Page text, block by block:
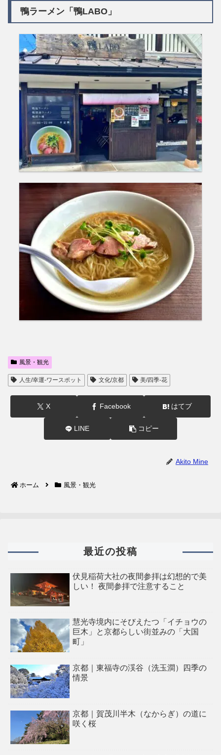
鴨ラーメン「鴨LABO」
風景・観光
人生/幸運-ワースポット 文化/京都 美/四季-花
X Facebook はてブ
LINE コピー
Akito Mine
ホーム 風景・観光
最近の投稿
伏見稲荷大社の夜間参拝は幻想的で美
しい！ 夜間参拝で注意すること
慧光寺境内にそびえたつ「イチョウの
巨木」と京都らしい街並みの「大国
町」
京都｜東福寺の渓谷（洗玉澗）四季の
情景
京都｜賀茂川半木（なからぎ）の道に
咲く桜